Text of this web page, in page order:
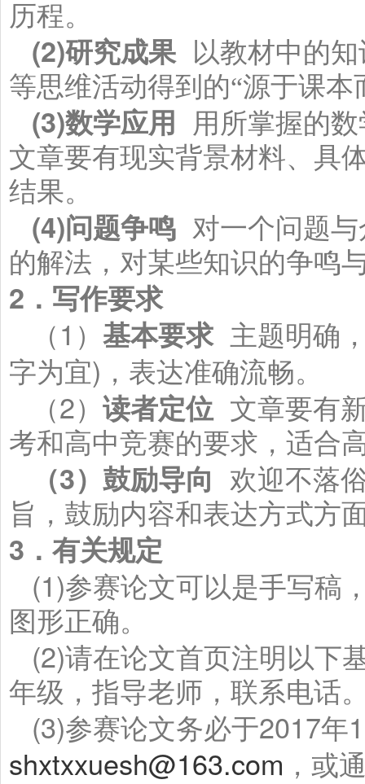
历程。
(2)研究成果
以教材中的
等思维活动得到的“源于课本
(3)数学应用
用所掌握的
文章要有现实背景材料、具
结果。
(4)问题争鸣 对一个问题
的解法，对某些知识的争鸣
2 ．写作要求
（ 1 ） 基本要求 主题明确
字为宜) ，表达准确流畅。
（2） 读者定位 文章要有
考和高中竞赛的要求，适合
（3）鼓励导向
欢迎不落
旨，鼓励内容和表达方式方
3 ．有关规定
(1)参赛论文可以是手写稿
图形正确。
(2)请在论文首页注明以下
年级，指导老师，联系电话
(3)参赛论文务必于2017年
shxtxxuesh@163.com ，或